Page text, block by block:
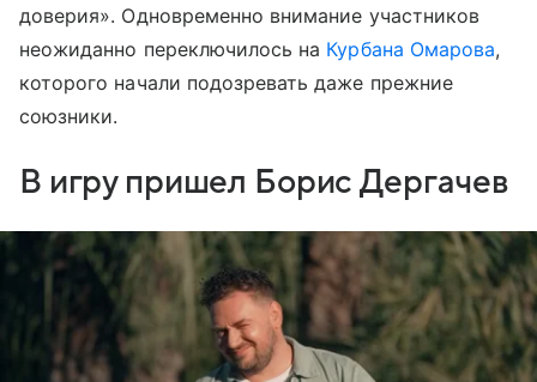
доверия». Одновременно внимание участников
неожиданно переключилось на Курбана Омарова,
которого начали подозревать даже прежние
союзники.
В игру пришел Борис Дергачев